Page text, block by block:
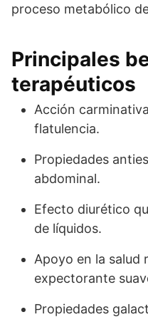
proceso metabólico
Principales
terapéuticos
Acción
flatulencia.
Propiedades
abdominal.
Efecto diurético
de líquidos.
Apoyo en la salud
expectorante
Propiedades